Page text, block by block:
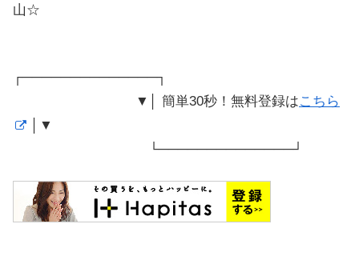
山☆
┌──────────────┐
▼│ 簡単30秒！無料登録はこちら
│▼
└──────────────┘